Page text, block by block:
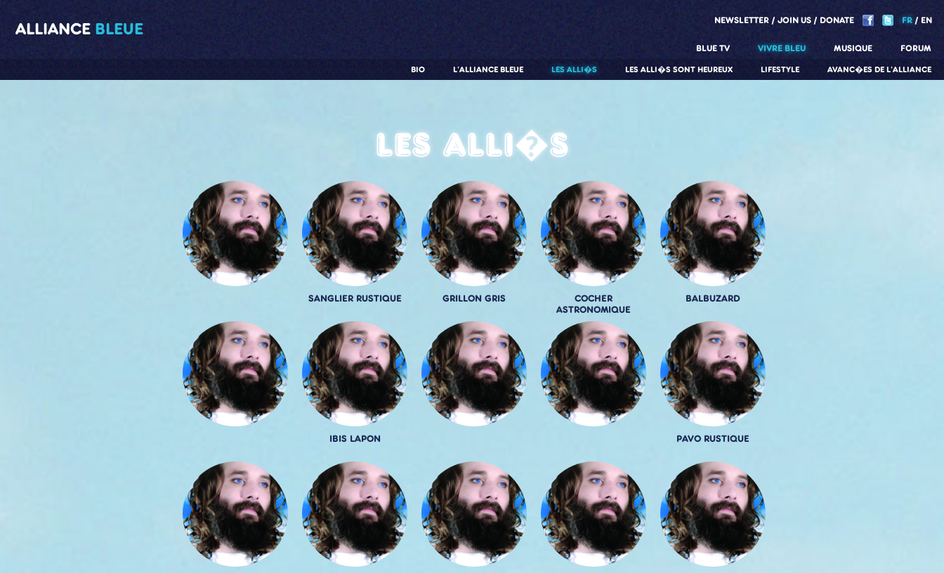
ALLIANCE BLEUE NEWSLETTER JOIN US DONATE FR EN
BLUE TV VIVRE BLEU
AVANC�ES DE L'ALLIANCE
LIFESTYLE
LES ALLI�S SONT HEUREUX
LES ALLI�S
L'ALLIANCE BLEUE
BIO
MUSIQUE FORUM
Les alli�s
SANGLIER RUSTIQUE GRILLON GRIS
COCHER
ASTRONOMIQUE
BALBUZARD
IBIS LAPON PAVO RUSTIQUE